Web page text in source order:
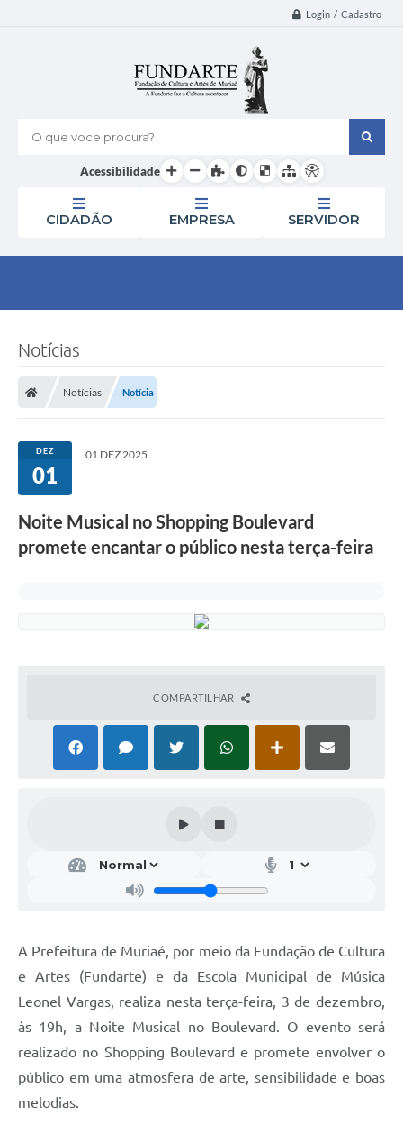
Login / Cadastro
O que voce procura?
Acessibilidade
CIDADÃO EMPRESA SERVIDOR
Notícias
Notícias Notícia
DEZ
01
01 DEZ 2025
Noite Musical no Shopping Boulevard
promete encantar o público nesta terça-feira
COMPARTILHAR
A Prefeitura de Muriaé, por meio da Fundação de Cultura
e Artes (Fundarte) e da Escola Municipal de Música
Leonel Vargas, realiza nesta terça-feira, 3 de dezembro,
às 19h, a Noite Musical no Boulevard. O evento será
realizado no Shopping Boulevard e promete envolver o
público em uma atmosfera de arte, sensibilidade e boas
melodias.